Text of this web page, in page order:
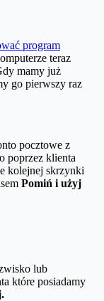
program
teraz
mamy już
go pierwszy raz
pocztowe z
poprzez klienta
kolejnej skrzynki
Pomiń i użyj
lub
które posiadamy